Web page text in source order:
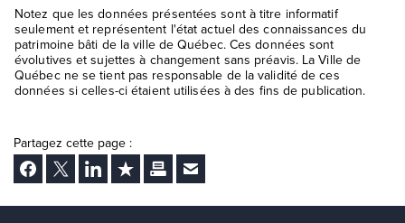
Notez que les données présentées sont à titre informatif
seulement et représentent l'état actuel des connaissances du
patrimoine bâti de la ville de Québec. Ces données sont
évolutives et sujettes à changement sans préavis. La Ville de
Québec ne se tient pas responsable de la validité de ces
données si celles-ci étaient utilisées à des fins de publication.
Partagez cette page :
Facebook
Twitter LinkedInAjouter aux favoris
ImprimerEnvoyer Ã un ami